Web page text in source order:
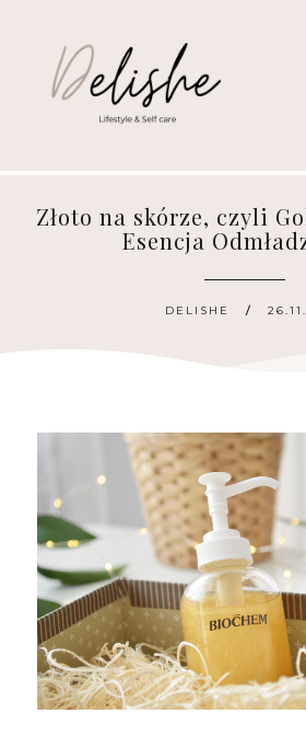
Złoto na skórze, czyli
Esencja
DELISHE